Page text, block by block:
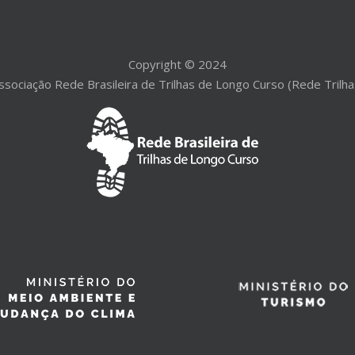
Copyright © 2024
Rede Brasileira de Trilhas de Longo Curso (Rede